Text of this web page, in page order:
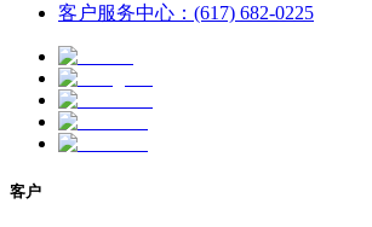
客户服务中心：(617) 682-0225
客户